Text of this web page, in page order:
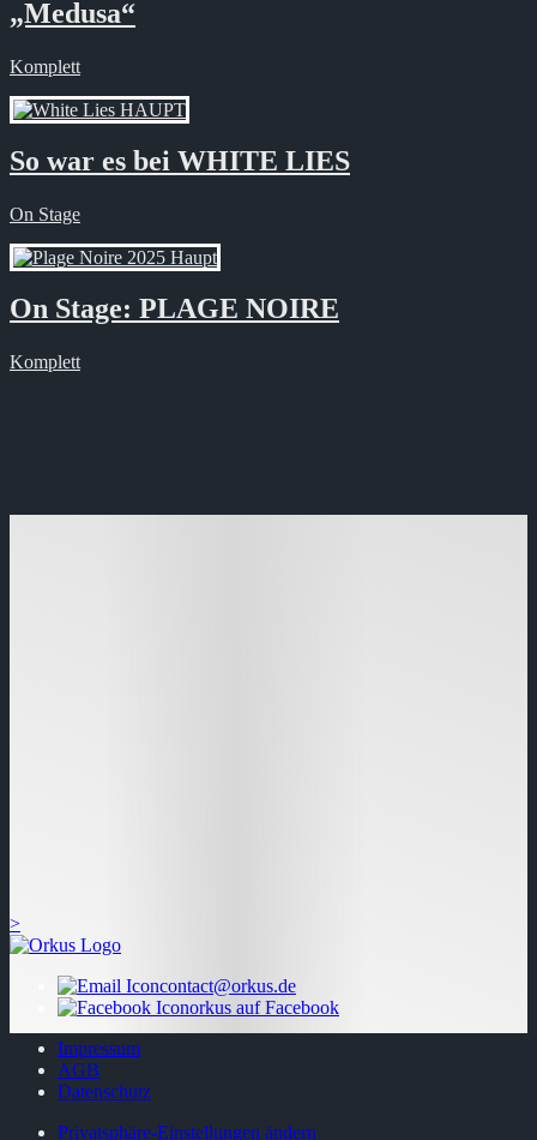
„Medusa“
Komplett
So war es bei WHITE LIES
On Stage
On Stage: PLAGE NOIRE
Komplett
>
contact@orkus.de
orkus auf Facebook
Impressum
AGB
Datenschutz
Privatsphäre-Einstellungen ändern